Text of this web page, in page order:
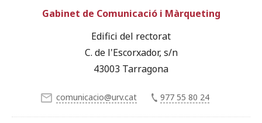
Gabinet de Comunicació i Màrqueting
Edifici del rectorat
C. de l'Escorxador, s/n
43003 Tarragona
comunicacio@urv.cat 977 55 80 24